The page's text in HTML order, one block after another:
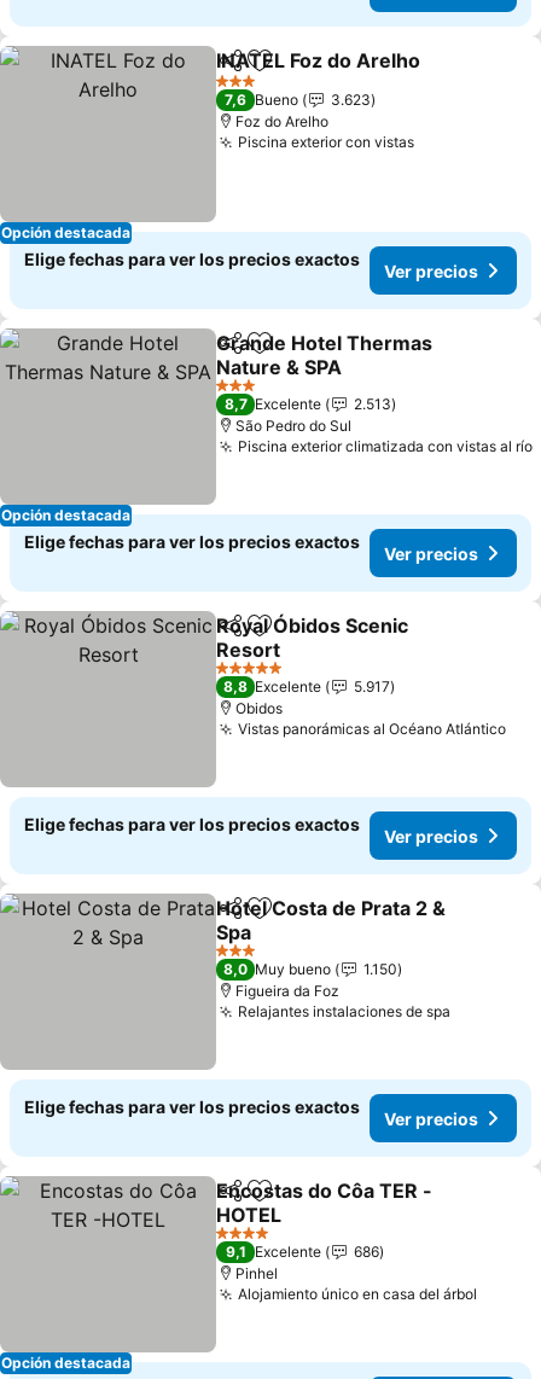
Opción destacada
CompartirAgregar a favoritos
INATEL Foz do Arelho
3 Estrellas
7,6 Bueno
3.623
Foz do Arelho
Piscina exterior con vistas
Elige fechas para ver los precios exactos
Ver precios
Opción destacada
CompartirAgregar a favoritos
Grande Hotel Thermas
Nature & SPA
3 Estrellas
8,7 Excelente
2.513
São Pedro do Sul
Piscina exterior climatizada con vistas al río
Elige fechas para ver los precios exactos
Ver precios
CompartirAgregar a favoritos
Royal Óbidos Scenic
Resort
5 Estrellas
8,8 Excelente
5.917
Obidos
Vistas panorámicas al Océano Atlántico
Elige fechas para ver los precios exactos
Ver precios
CompartirAgregar a favoritos
Hotel Costa de Prata 2 &
Spa
3 Estrellas
8,0 Muy bueno
1.150
Figueira da Foz
Relajantes instalaciones de spa
Elige fechas para ver los precios exactos
Ver precios
Opción destacada
CompartirAgregar a favoritos
Encostas do Côa TER -
HOTEL
4 Estrellas
9,1 Excelente
686
Pinhel
Alojamiento único en casa del árbol